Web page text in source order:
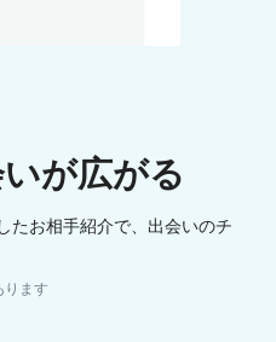
が広がる
たお相手紹介で、出会いのチ
ります